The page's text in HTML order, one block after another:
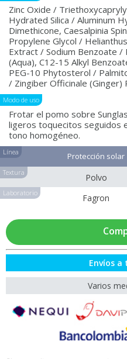
Zinc Oxide /
Hydrated Silica / Aluminum
Dimethicone, Caesalpinia
Propylene Glycol /
Extract / Sodium Benzoate
(Aqua), C12-15 Alkyl
PEG-10 Phytosterol /
/ Zingiber Officinale (Ginger)
Modo de uso
Frotar el pomo sobre
ligeros toquecitos seguidos
tono homogéneo.
Línea Protección solar
Textura Polvo
Laboratorio Fagron
Envíos a
Varios